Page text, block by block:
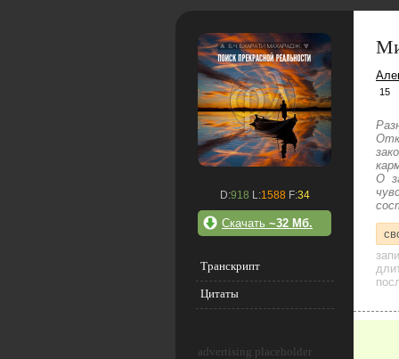
D:918 L:1588F:34
Скачать ~32 Мб.
Транскрипт
Цитаты
advertising placeholder
15
О